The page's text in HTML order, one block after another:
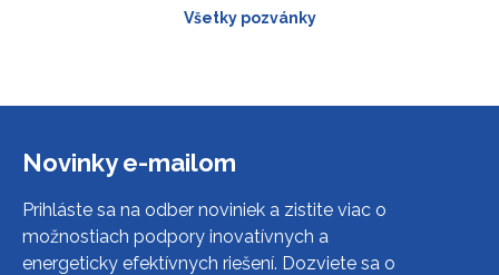
Všetky pozvánky
Novinky e-mailom
Prihláste sa na odber noviniek a zistite viac o
možnostiach podpory inovatívnych a
energeticky efektívnych riešení. Dozviete sa o